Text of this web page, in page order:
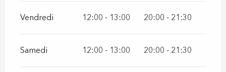
Vendredi 12:00 - 13:00 20:00 - 21:30
Samedi 12:00 - 13:00 20:00 - 21:30